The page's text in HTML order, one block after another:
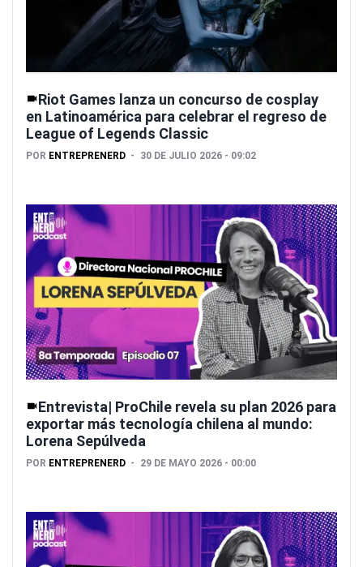
Riot Games lanza un concurso de cosplay
en Latinoamérica para celebrar el regreso de
League of Legends Classic
POR ENTREPRENERD 30 DE JULIO 2026 - 09:02
Entrevista| ProChile revela su plan 2026 para
exportar más tecnología chilena al mundo:
Lorena Sepúlveda
POR ENTREPRENERD 29 DE MAYO 2026 - 00:00